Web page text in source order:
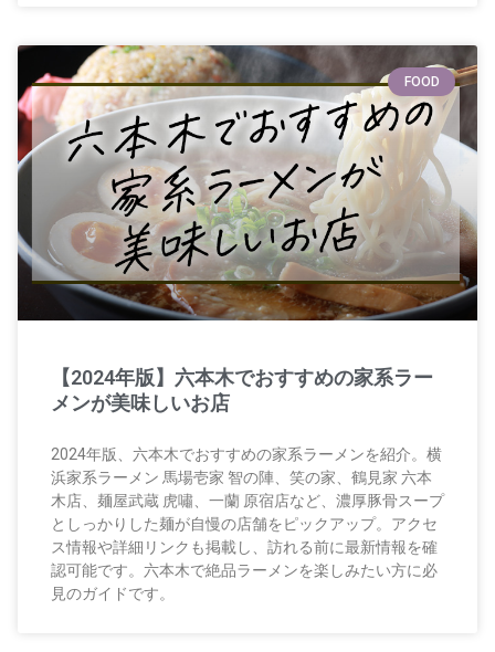
FOOD
【2024年版】六本木でおすすめの家系ラー
メンが美味しいお店
2024年版、六本木でおすすめの家系ラーメンを紹介。横
浜家系ラーメン 馬場壱家 智の陣、笑の家、鶴見家 六本
木店、麺屋武蔵 虎嘯、一蘭 原宿店など、濃厚豚骨スープ
としっかりした麺が自慢の店舗をピックアップ。アクセ
ス情報や詳細リンクも掲載し、訪れる前に最新情報を確
認可能です。六本木で絶品ラーメンを楽しみたい方に必
見のガイドです。